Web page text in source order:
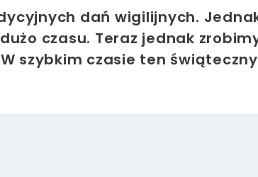
dań wigilijnych.
czasu. Teraz jednak
szybkim czasie ten świąteczny